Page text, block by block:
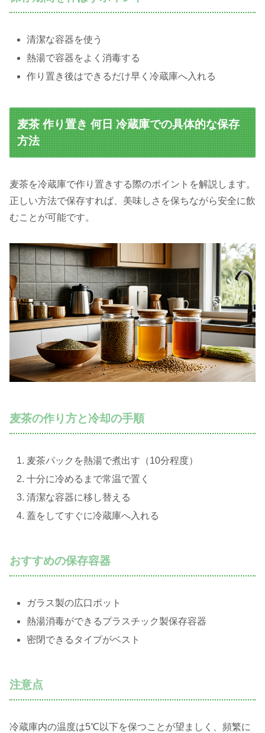
清潔な容器を使う
熱湯で容器をよく消毒する
作り置き後はできるだけ早く冷蔵庫へ入れる
麦茶 作り置き 何日 冷蔵庫での具体的な保存
方法
麦茶を冷蔵庫で作り置きする際のポイントを解説します。
正しい方法で保存すれば、美味しさを保ちながら安全に飲
むことが可能です。
麦茶の作り方と冷却の手順
麦茶パックを熱湯で煮出す（10分程度）
十分に冷めるまで常温で置く
清潔な容器に移し替える
蓋をしてすぐに冷蔵庫へ入れる
おすすめの保存容器
ガラス製の広口ポット
熱湯消毒ができるプラスチック製保存容器
密閉できるタイプがベスト
注意点
冷蔵庫内の温度は5℃以下を保つことが望ましく、頻繁に